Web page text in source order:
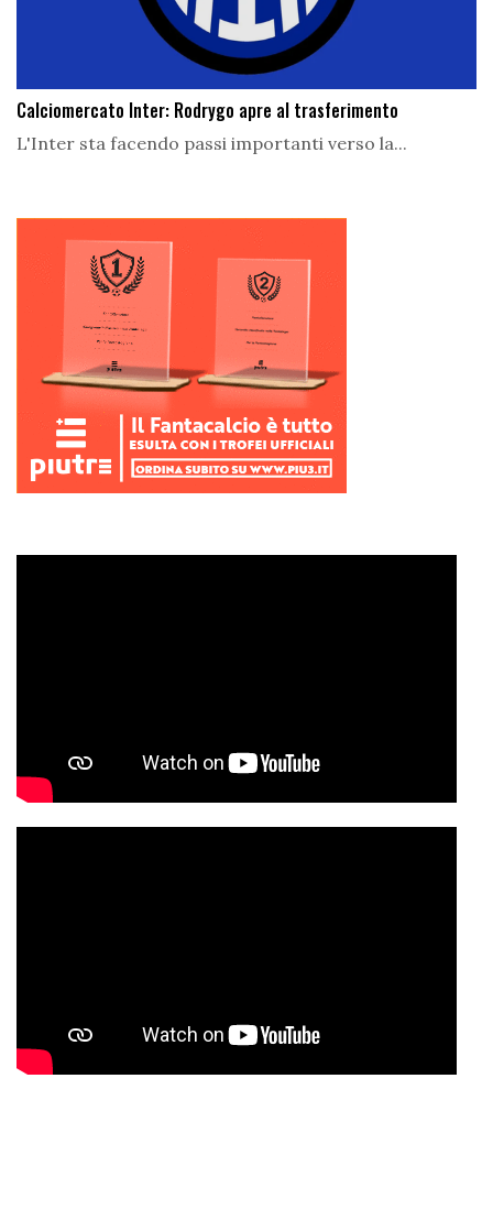
Calciomercato Inter: Rodrygo apre al trasferimento
L'Inter sta facendo passi importanti verso la...